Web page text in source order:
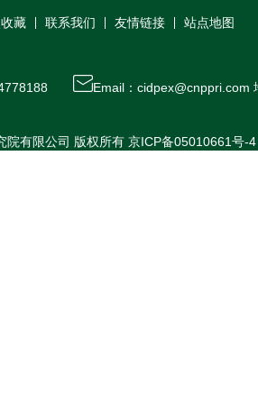
藏 联系我们 友情链接 站点地图
Email：cidpex@cnppri.com
院有限公司 版权所有 京ICP备05010661号-4